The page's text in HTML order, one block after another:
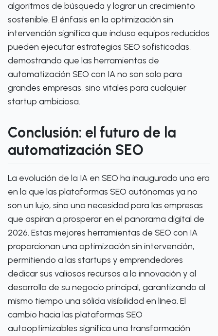
algoritmos de búsqueda y lograr un crecimiento
sostenible. El énfasis en la optimización sin
intervención significa que incluso equipos reducidos
pueden ejecutar estrategias SEO sofisticadas,
demostrando que las herramientas de
automatización SEO con IA no son solo para
grandes empresas, sino vitales para cualquier
startup ambiciosa.
Conclusión: el futuro de la
automatización SEO
La evolución de la IA en SEO ha inaugurado una era
en la que las plataformas SEO autónomas ya no
son un lujo, sino una necesidad para las empresas
que aspiran a prosperar en el panorama digital de
2026. Estas mejores herramientas de SEO con IA
proporcionan una optimización sin intervención,
permitiendo a las startups y emprendedores
dedicar sus valiosos recursos a la innovación y al
desarrollo de su negocio principal, garantizando al
mismo tiempo una sólida visibilidad en línea. El
cambio hacia las plataformas SEO
autooptimizables significa una transformación